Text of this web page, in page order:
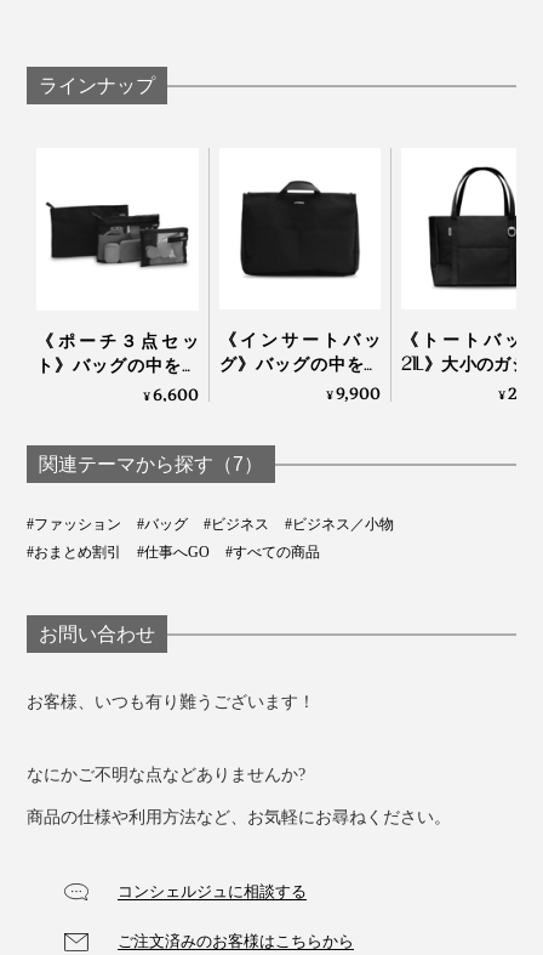
ラインナップ
《ポーチ３点セッ
ト》バッグの中をス
マートに整えるポー
¥6,600
《インサートバッ
グ》バッグの中をス
マートに整えるイン
¥9,900
《トートバッ
21L》大小のガジ
トに住所が決ま
¥
関連テーマから探す（7）
#ファッション #バッグ #ビジネス
#ビジネス／小物
#おまとめ割引
#仕事へGO #すべての商品
お問い合わせ
お客様、いつも有り難うございます！
なにかご不明な点などありませんか?
商品の仕様や利用方法など、お気軽にお尋ねください。
コンシェルジュに相談する
ご注文済みのお客様はこちらから